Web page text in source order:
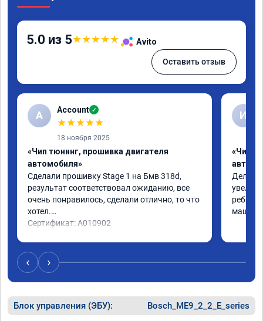
5.0 из 5★★★★★ Avito
Оставить отзыв
A Account ✓
★★★★★
18 ноября 2025
«Чип тюнинг, прошивка двигателя
автомобиля»
Сделали прошивку Stage 1 на Бмв 318d,
результат соответствовал ожиданию, все
очень понравилось, сделали отлично, то что
хотел.
Сертификат: A010902
И
«Чип
Делали
ребята
машина
‹ ›
Блок управления (ЭБУ): Bosch_ME9_2_2_E_series